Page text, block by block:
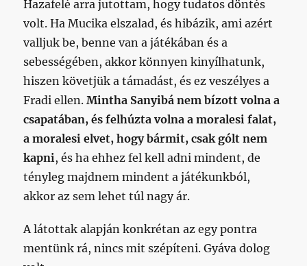
Hazafelé arra jutottam, hogy tudatos döntés
volt. Ha Mucika elszalad, és hibázik, ami azért
valljuk be, benne van a játékában és a
sebességében, akkor könnyen kinyílhatunk,
hiszen követjük a támadást, és ez veszélyes a
Fradi ellen.Mintha Sanyibá nem bízott volna a
csapatában, és felhúzta volna a moralesi falat,
a moralesi elvet, hogy bármit, csak gólt nem
kapni , és ha ehhez fel kell adni mindent, de
tényleg majdnem mindent a játékunkból,
akkor az sem lehet túl nagy ár.
A látottak alapján konkrétan az egy pontra
mentünk rá, nincs mit szépíteni. Gyáva dolog